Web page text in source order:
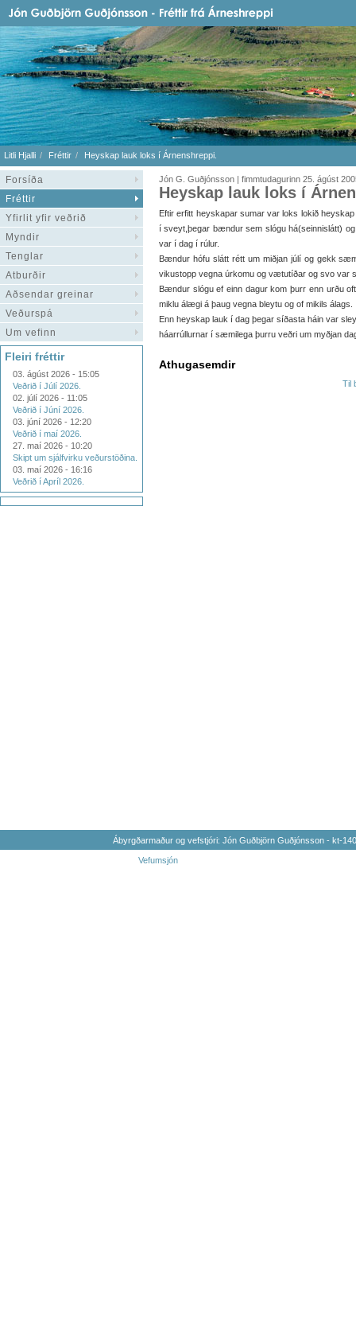
Litli Hjalli Fréttir Heyskap lauk loks í Árnenshreppi.
Forsíða
Fréttir
Yfirlit yfir veðrið
Myndir
Tenglar
Atburðir
Aðsendar greinar
Veðurspá
Um vefinn
Fleiri fréttir
03. ágúst 2026 - 15:05
Veðrið í Júlí 2026.
02. júlí 2026 - 11:05
Veðrið í Júní 2026.
03. júní 2026 - 12:20
Veðrið í maí 2026.
27. maí 2026 - 10:20
Skipt um sjálfvirku veðurstöðina.
03. maí 2026 - 16:16
Veðrið í Apríl 2026.
Jón G. Guðjónsson | fimmtudagurinn 25. ágúst
Heyskap lauk loks í
Eftir erfitt heyskapar sumar var loks lokið heyskap
í sveyt,þegar bændur sem slógu há(seinnislátt)
var í dag í rúlur.
Bændur hófu slátt rétt um miðjan júlí og gekk
vikustopp vegna úrkomu og vætutíðar og svo var
Bændur slógu ef einn dagur kom þurr enn urðu
miklu álægi á þaug vegna bleytu og of mikils álags.
Enn heyskap lauk í dag þegar síðasta háin var
háarrúllurnar í sæmilega þurru veðri um myðjan
Athugasemdir
Til
Ábyrgðarmaður og vefstjóri: Jón Guðbjörn Guðjónsson - kt-
Vefumsjón